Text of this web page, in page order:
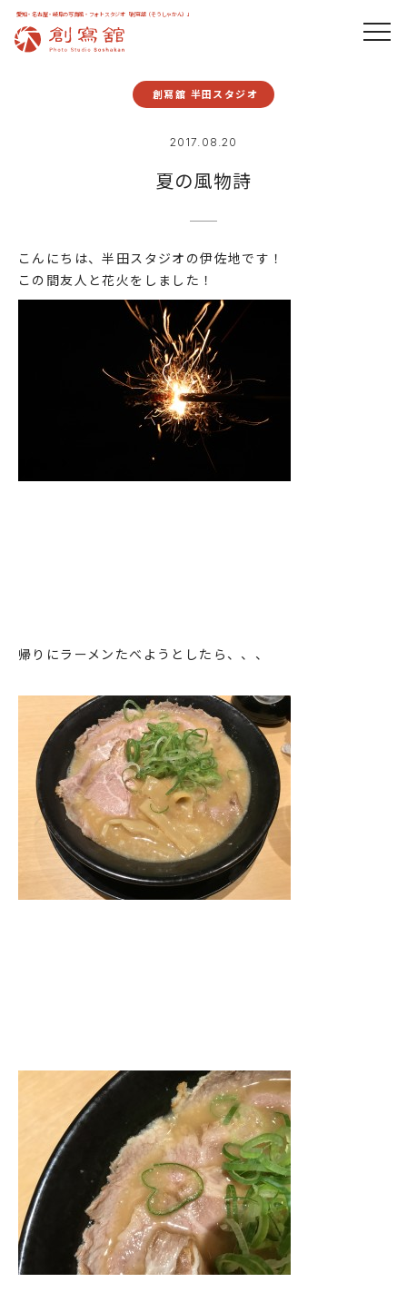
愛知・名古屋・岐阜の写真館・フォトスタジオ「創寫舘（そうしゃかん）」
創寫舘 半田スタジオ
2017.08.20
夏の風物詩
こんにちは、半田スタジオの伊佐地です！
この間友人と花火をしました！
帰りにラーメンたべようとしたら、、、